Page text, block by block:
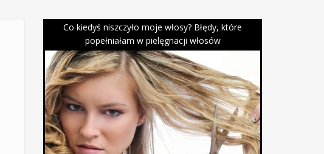
Co kiedyś niszczyło moje włosy? Błędy, które
popełniałam w pielęgnacji włosów